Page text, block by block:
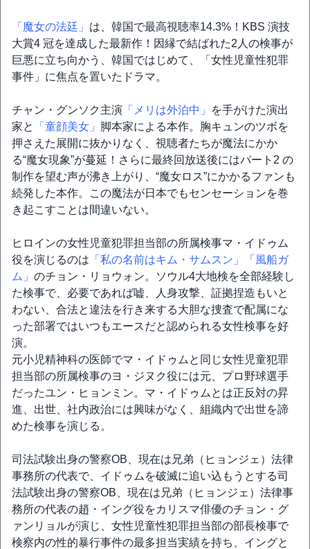
「魔女の法廷」 は、韓国で最高視聴率14.3%！KBS 演技
大賞4 冠を達成した最新作！因縁で結ばれた2人の検事が
巨悪に立ち向かう、韓国ではじめて、「女性児童性犯罪
事件」に焦点を置いたドラマ。
チャン・グンソク主演 「メリは外泊中」
を手がけた演出
家と
「童顔美女」
脚本家による本作。胸キュンのツボを
押さえた展開に抜かりなく、視聴者たちが魔法にかか
る“魔女現象”が蔓延！さらに最終回放送後にはパート2 の
制作を望む声が沸き上がり、“魔女ロス”にかかるファンも
続発した本作。この魔法が日本でもセンセーションを巻
き起こすことは間違いない。
ヒロインの女性児童犯罪担当部の所属検事マ・イドゥム
役を演じるのは 「私の名前はキム・サムスン」
「風船ガ
ム」 のチョン・リョウォン。ソウル4大地検を全部経験し
た検事で、必要であれば嘘、人身攻撃、証拠捏造もいと
わない、合法と違法を行き来する大胆な捜査で配属にな
った部署ではいつもエースだと認められる女性検事を好
演。
元小児精神科の医師でマ・イドゥムと同じ女性児童犯罪
担当部の所属検事のヨ・ジヌク役には元、プロ野球選手
だったユン・ヒョンミン。マ・イドゥムとは正反対の昇
進、出世、社内政治には興味がなく、組織内で出世を諦
めた検事を演じる。
司法試験出身の警察OB、現在は兄弟（ヒョンジェ）法律
事務所の代表で、イドゥムを破滅に追い込もうとする司
法試験出身の警察OB、現在は兄弟（ヒョンジェ）法律事
務所の代表の趙・イング役をカリスマ俳優のチョン・グ
ァンリョルが演じ、女性児童性犯罪担当部の部長検事で
検察内の性的暴行事件の最多担当実績を持ち、イングと